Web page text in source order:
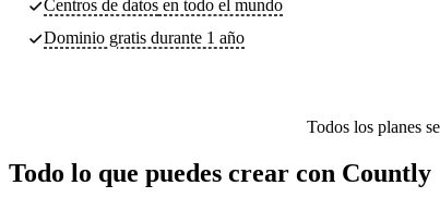
Centros de datos en todo el mundo
Dominio gratis durante 1 año
Todos los planes
Todo lo que puedes crear con Countly